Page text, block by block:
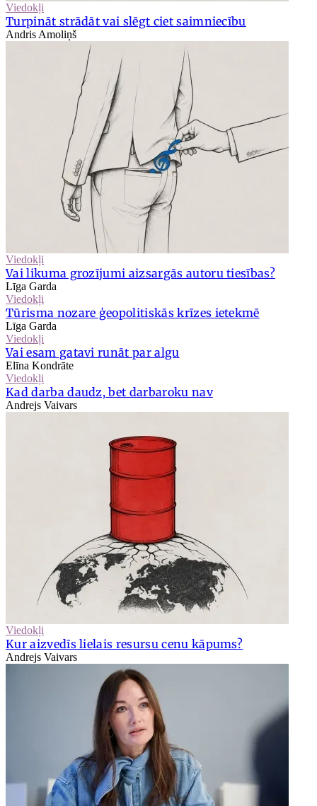
Viedokļi
Turpināt strādāt vai slēgt ciet saimniecību
Andris Amoliņš
Viedokļi
Vai likuma grozījumi aizsargās autoru tiesības?
Līga Garda
Viedokļi
Tūrisma nozare ģeopolitiskās krīzes ietekmē
Līga Garda
Viedokļi
Vai esam gatavi runāt par algu
Elīna Kondrāte
Viedokļi
Kad darba daudz, bet darbaroku nav
Andrejs Vaivars
Viedokļi
Kur aizvedīs lielais resursu cenu kāpums?
Andrejs Vaivars